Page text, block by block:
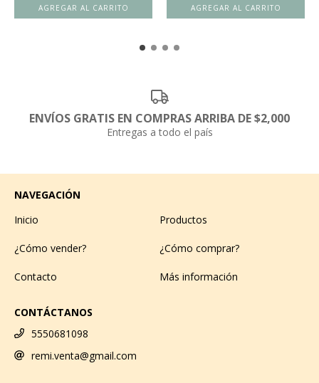
ENVÍOS GRATIS EN COMPRAS ARRIBA DE $2,000
Entregas a todo el país
NAVEGACIÓN
Inicio
Productos
¿Cómo vender? ¿Cómo comprar?
Contacto Más información
CONTÁCTANOS
5550681098
remi.venta@gmail.com